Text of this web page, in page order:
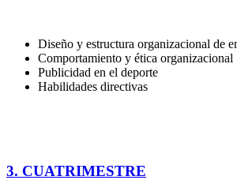
Diseño y estructura organizacional de
Comportamiento y ética organizacional
Publicidad en el deporte
Habilidades directivas
3. CUATRIMESTRE